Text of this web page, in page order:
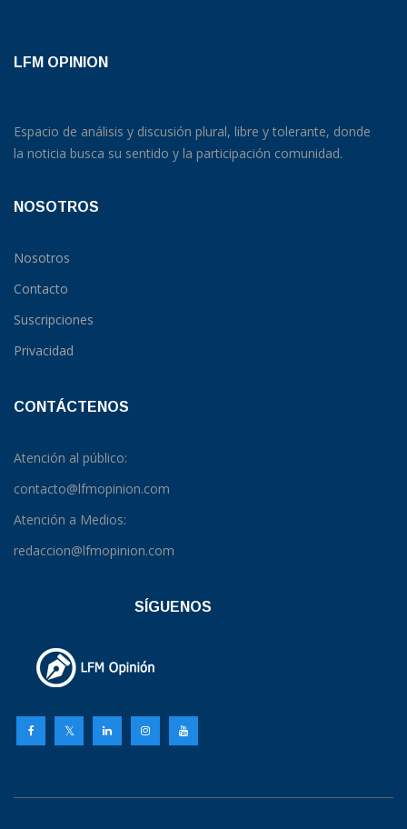
LFM OPINION
Espacio de análisis y discusión plural, libre y tolerante, donde
la noticia busca su sentido y la participación comunidad.
NOSOTROS
Nosotros
Contacto
Suscripciones
Privacidad
CONTÁCTENOS
Atención al público:
contacto@lfmopinion.com
Atención a Medios:
redaccion@lfmopinion.com
SÍGUENOS